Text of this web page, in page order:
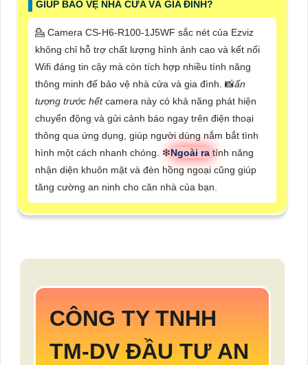
GIÚP BẢO VỆ NHÀ CỬA VÀ GIA ĐÌNH?
💁 Camera CS-H6-R100-1J5WF sắc nét của Ezviz
không chỉ hỗ trợ chất lượng hình ảnh cao và kết nối
Wifi đáng tin cậy mà còn tích hợp nhiều tính năng
thông minh để bảo vệ nhà cửa và gia đình. 📸ấn
tượng trước hếtcamera này có khả năng phát hiện
chuyển động và gửi cảnh báo ngay trên điện thoại
thông qua ứng dụng, giúp người dùng nắm bắt tình
hình một cách nhanh chóng. ❇Ngoài ra tính năng
nhận diện khuôn mặt và đèn hồng ngoại cũng giúp
tăng cường an ninh cho căn nhà của bạn.
CÔNG TY TNHH
TM-DV ĐẦU TƯ AN